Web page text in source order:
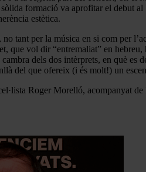
formació va aprofitar el debut
estètica.
tant per la música en si com per
que vol dir “entremaliat” en
dels dos intèrprets, en què es
del que ofereix (i és molt!) un
Roger Morelló, acompanyat